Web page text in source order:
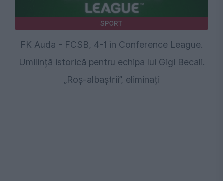
SPORT
FK Auda - FCSB, 4-1 în Conference League.
Umilință istorică pentru echipa lui Gigi Becali.
„Roș-albaștrii”, eliminați